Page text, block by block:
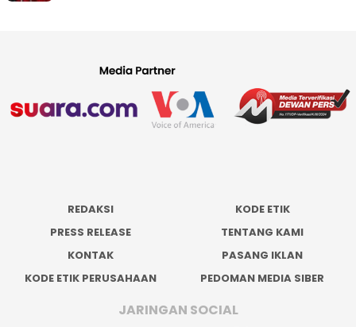
REDAKSI
KODE ETIK
PRESS RELEASE
TENTANG KAMI
KONTAK
PASANG IKLAN
KODE ETIK PERUSAHAAN
PEDOMAN MEDIA SIBER
JARINGAN SOCIAL